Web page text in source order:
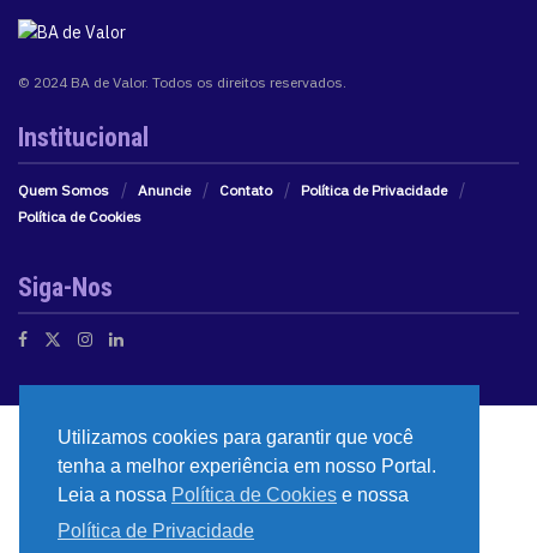
© 2024 BA de Valor. Todos os direitos reservados.
Institucional
Quem Somos Anuncie Contato
Política de Privacidade
Política de Cookies
Siga-Nos
Utilizamos cookies para garantir que você
tenha a melhor experiência em nosso Portal.
Leia a nossa Política de Cookies e nossa
Política de Privacidade